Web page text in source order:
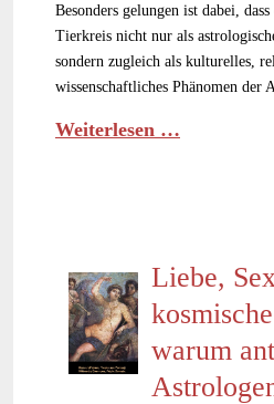
Besonders gelungen ist dabei,
Tierkreis nicht nur als
sondern zugleich als kulturelles,
wissenschaftliches Phänomen der
Weiterlesen …
Liebe,
warum